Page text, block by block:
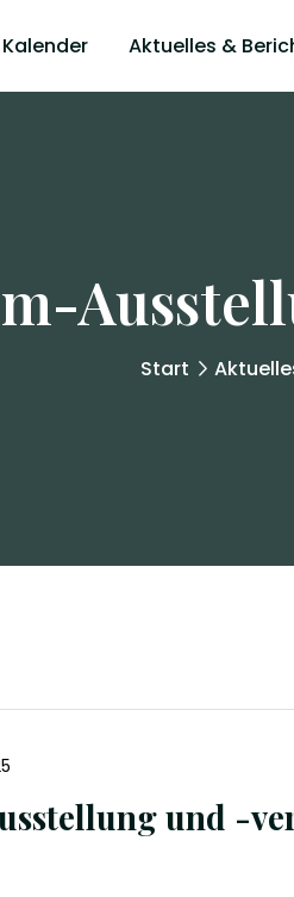
Kalender Aktuelles &
Start
und -